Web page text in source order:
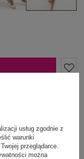
usług zgodnie z
warunki
przeglądarce.
można